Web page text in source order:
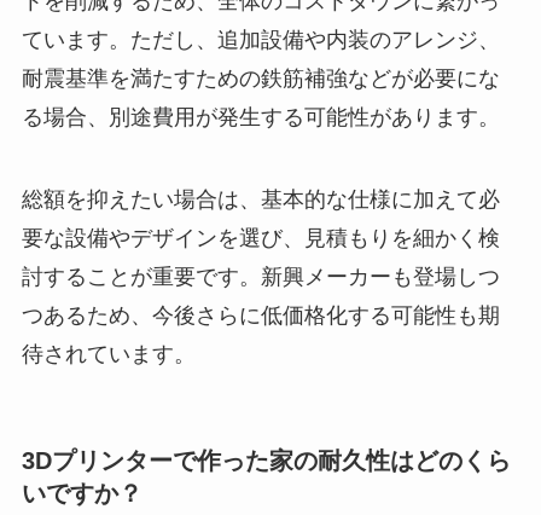
ています。ただし、追加設備や内装のアレンジ、
耐震基準を満たすための鉄筋補強などが必要にな
る場合、別途費用が発生する可能性があります。
総額を抑えたい場合は、基本的な仕様に加えて必
要な設備やデザインを選び、見積もりを細かく検
討することが重要です。新興メーカーも登場しつ
つあるため、今後さらに低価格化する可能性も期
待されています。
3Dプリンターで作った家の耐久性はどのくら
いですか？